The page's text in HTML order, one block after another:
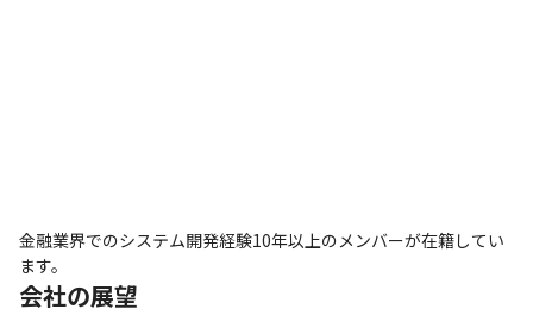
金融業界でのシステム開発経験10年以上のメンバーが在籍してい
ます。
会社の展望